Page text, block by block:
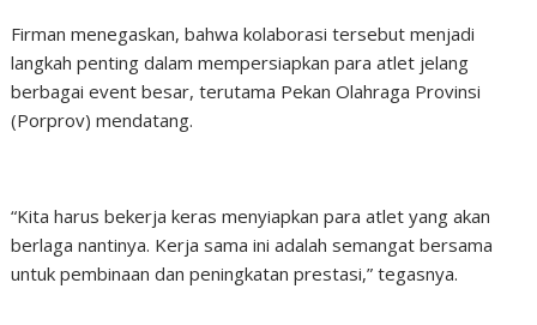
Firman menegaskan, bahwa kolaborasi tersebut menjadi
langkah penting dalam mempersiapkan para atlet jelang
berbagai event besar, terutama Pekan Olahraga Provinsi
(Porprov) mendatang.
“Kita harus bekerja keras menyiapkan para atlet yang akan
berlaga nantinya. Kerja sama ini adalah semangat bersama
untuk pembinaan dan peningkatan prestasi,” tegasnya.